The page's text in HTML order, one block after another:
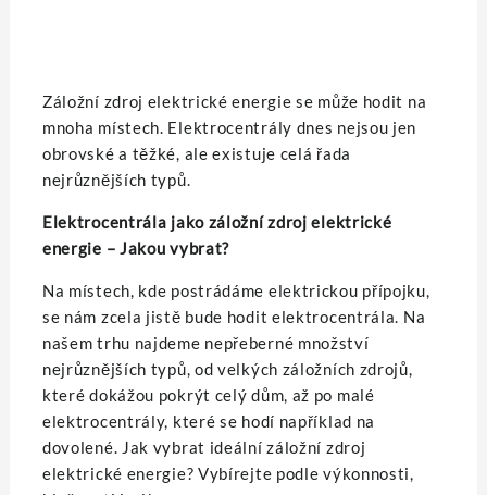
Záložní zdroj elektrické energie se může hodit na
mnoha místech. Elektrocentrály dnes nejsou jen
obrovské a těžké, ale existuje celá řada
nejrůznějších typů.
Elektrocentrála jako záložní zdroj elektrické
energie – Jakou vybrat?
Na místech, kde postrádáme elektrickou přípojku,
se nám zcela jistě bude hodit elektrocentrála. Na
našem trhu najdeme nepřeberné množství
nejrůznějších typů, od velkých záložních zdrojů,
které dokážou pokrýt celý dům, až po malé
elektrocentrály, které se hodí například na
dovolené. Jak vybrat ideální záložní zdroj
elektrické energie? Vybírejte podle výkonnosti,